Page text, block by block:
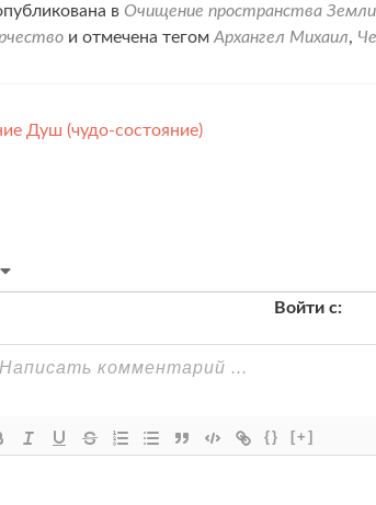
в Очищение пространства
и отмечена тегом Архангел Михаил,
Душ (чудо-состояние)
Войти с:
{} [+]